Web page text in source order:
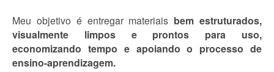
Meu objetivo é entregar materiais bem estruturados,
visualmente limpos e prontos para uso,
economizando tempo e apoiando o processo de
ensino-aprendizagem.